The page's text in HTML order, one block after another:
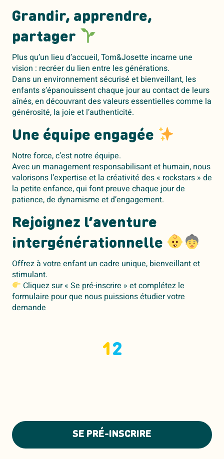
Grandir, apprendre,
partager
Plus qu’un lieu d’accueil, Tom&Josette incarne une
vision : recréer du lien entre les générations.
Dans un environnement sécurisé et bienveillant, les
enfants s’épanouissent chaque jour au contact de leurs
aînés, en découvrant des valeurs essentielles comme la
générosité, la joie et l’authenticité.
Une équipe engagée
Notre force, c’est notre équipe.
Avec un management responsabilisant et humain, nous
valorisons l’expertise et la créativité des « rockstars » de
la petite enfance, qui font preuve chaque jour de
patience, de dynamisme et d’engagement.
Rejoignez l’aventure
intergénérationnelle
Offrez à votre enfant un cadre unique, bienveillant et
stimulant.
Cliquez sur « Se pré-inscrire » et complétez le
formulaire pour que nous puissions étudier votre
demande
12
SE PRÉ-INSCRIRE